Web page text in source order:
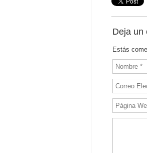
Deja un
Estás